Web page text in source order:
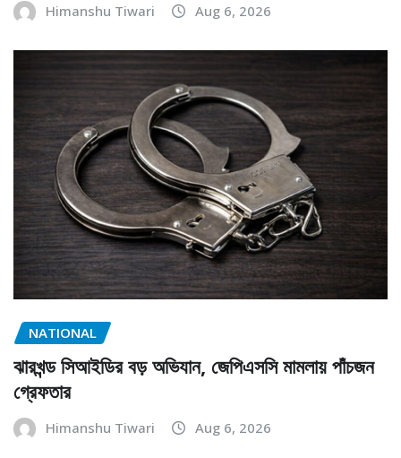
Himanshu Tiwari Aug 6, 2026
NATIONAL
ঝারখন্ড সিআইডির বড় অভিযান, জেপিএসসি মামলায় পাঁচজন
গ্রেফতার
Himanshu Tiwari Aug 6, 2026